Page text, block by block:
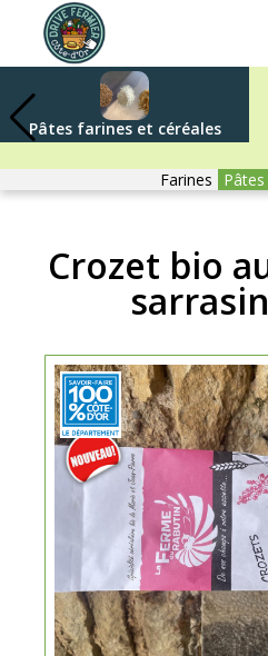
fermier
Côte
Pâtes farines et céréales
Farines Pâtes
Crozet bio